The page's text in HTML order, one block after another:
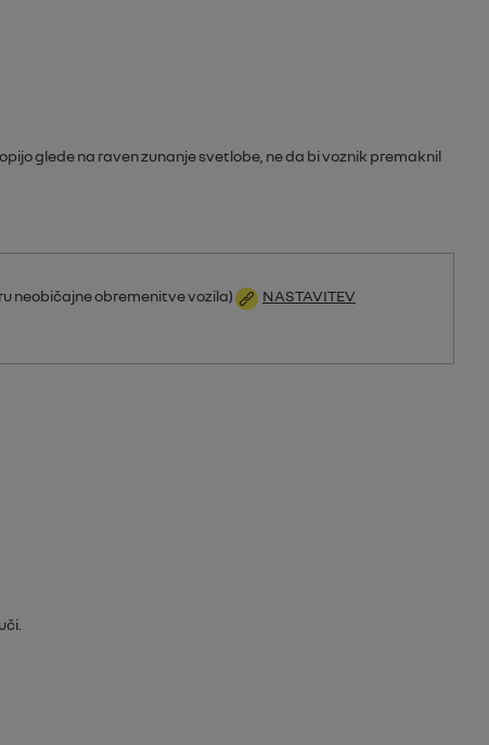
glede na raven zunanje svetlobe, ne da bi voznik premaknil
neobičajne obremenitve vozila)
NASTAVITEV